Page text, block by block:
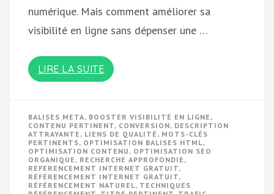
numérique. Mais comment améliorer sa
visibilité en ligne sans dépenser une …
LIRE LA SUITE
BALISES META, BOOSTER VISIBILITÉ EN LIGNE ,
CONTENU PERTINENT, CONVERSION, DESCRIPTION
ATTRAYANTE , LIENS DE QUALITÉ , MOTS-CLÉS
PERTINENTS, OPTIMISATION BALISES HTML,
OPTIMISATION CONTENU , OPTIMISATION SEO
ORGANIQUE , RECHERCHE APPROFONDIE ,
REFERENCEMENT INTERNET GRATUIT,
RÉFÉRENCEMENT INTERNET GRATUIT,
RÉFÉRENCEMENT NATUREL, TECHNIQUES